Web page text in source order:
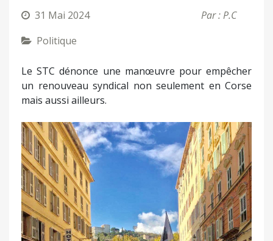
31 Mai 2024
Par : P.C
Politique
Le STC dénonce une manœuvre pour empêcher
un renouveau syndical non seulement en Corse
mais aussi ailleurs.